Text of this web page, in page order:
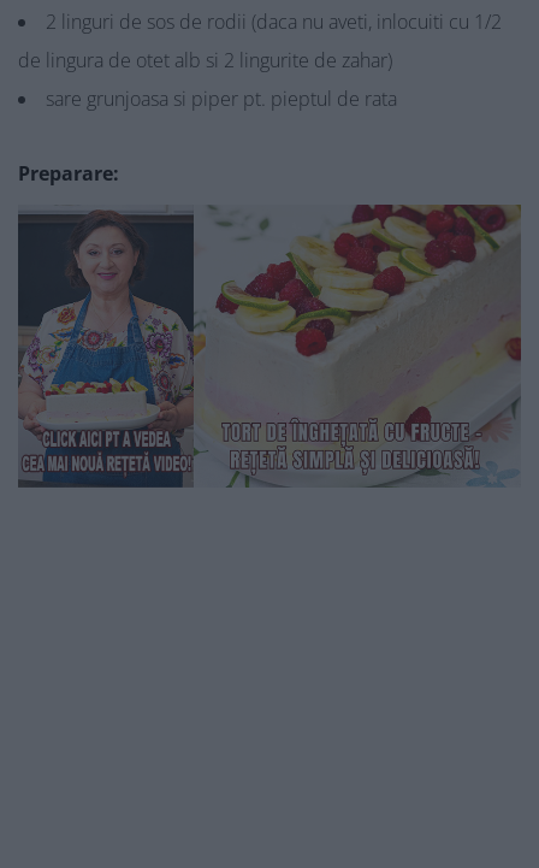
2 linguri de sos de rodii (daca nu aveti, inlocuiti cu 1/2
de lingura de otet alb si 2 lingurite de zahar)
sare grunjoasa si piper pt. pieptul de rata
Preparare: